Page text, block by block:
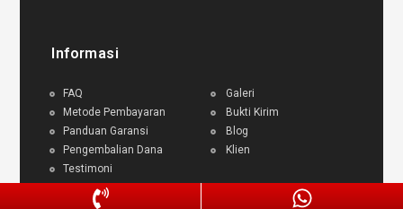
Informasi
FAQ
Metode Pembayaran
Panduan Garansi
Pengembalian Dana
Testimoni
Galeri
Bukti Kirim
Blog
Klien